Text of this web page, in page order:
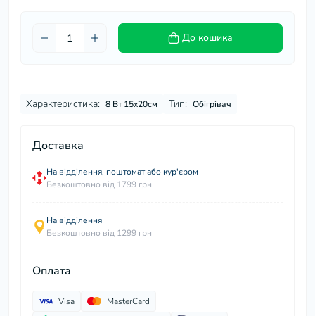
До кошика
Характеристика: 8 Вт 15х20см Тип: Обігрівач
Доставка
На відділення, поштомат або кур'єром
Безкоштовно від 1799 грн
На відділення
Безкоштовно від 1299 грн
Оплата
Visa
MasterCard